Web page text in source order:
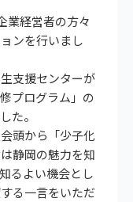
業経営者の方々
ンを行いまし
支援センターが
プログラム」の
た。
頭から「少子化
静岡の魅力を知
るよい機会とし
る一言をいただ